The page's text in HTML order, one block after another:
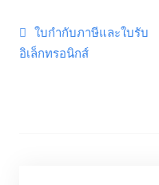
Post
ใบกำกับภาษีและใบรับ
อิเล็กทรอนิกส์